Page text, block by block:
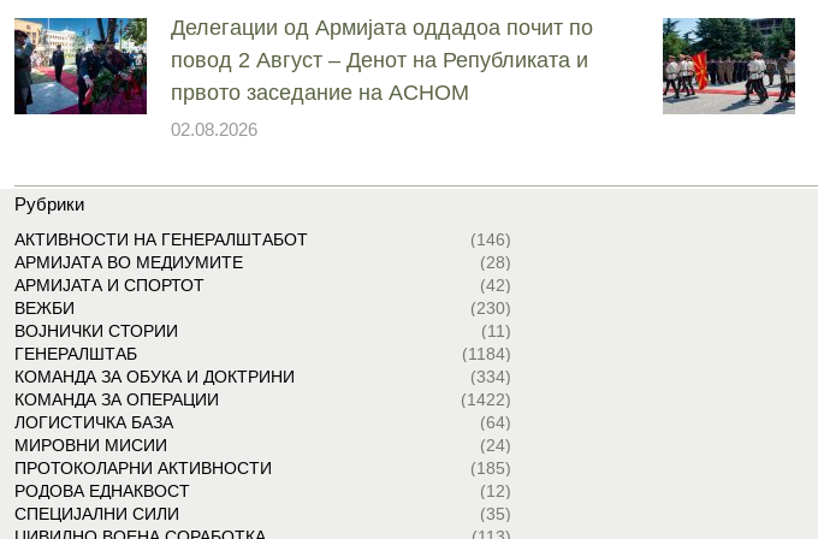
Делегации од Армијата оддадоа почит по
повод 2 Август – Денот на Републиката и
првото заседание на АСНОМ
02.08.2026
Рубрики
АКТИВНОСТИ НА ГЕНЕРАЛШТАБОТ
(146)
АРМИЈАТА ВО МЕДИУМИТЕ
(28)
АРМИЈАТА И СПОРТОТ
(42)
ВЕЖБИ
(230)
ВОЈНИЧКИ СТОРИИ
(11)
ГЕНЕРАЛШТАБ
(1184)
КОМАНДА ЗА ОБУКА И ДОКТРИНИ
(334)
КОМАНДА ЗА ОПЕРАЦИИ
(1422)
ЛОГИСТИЧКА БАЗА
(64)
МИРОВНИ МИСИИ
(24)
ПРОТОКОЛАРНИ АКТИВНОСТИ
(185)
РОДОВА ЕДНАКВОСТ
(12)
СПЕЦИЈАЛНИ СИЛИ
(35)